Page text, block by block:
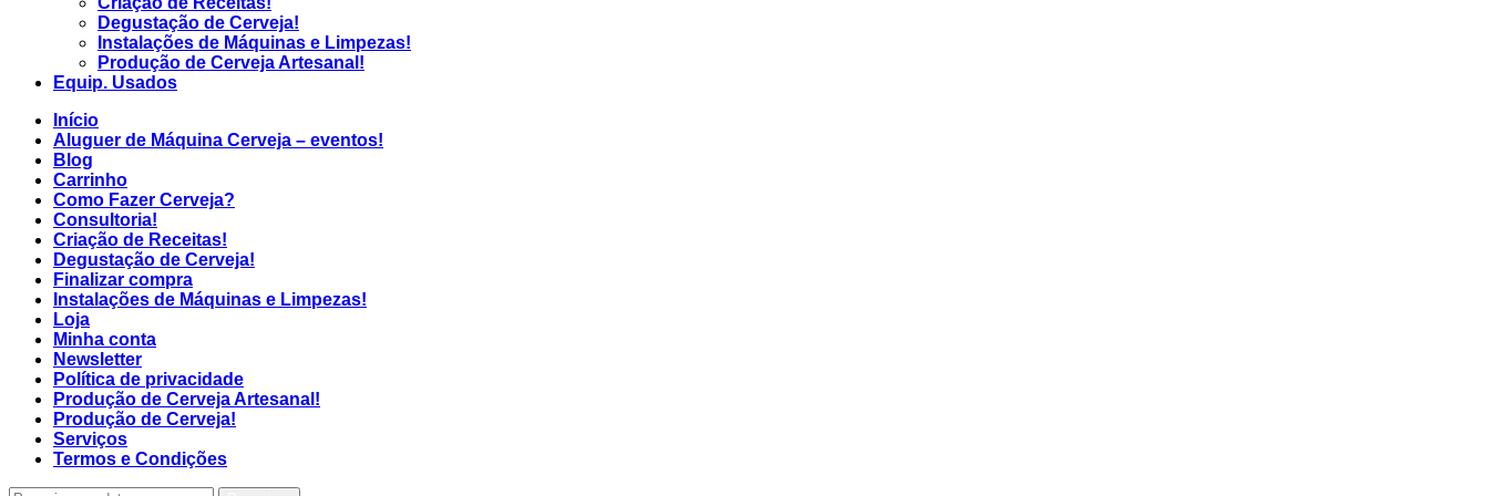
Degustação de Cerveja!
Instalações de Máquinas e Limpezas!
Produção de Cerveja Artesanal!
Equip. Usados
Início
Aluguer de Máquina Cerveja – eventos!
Blog
Carrinho
Como Fazer Cerveja?
Consultoria!
Criação de Receitas!
Degustação de Cerveja!
Finalizar compra
Instalações de Máquinas e Limpezas!
Loja
Minha conta
Newsletter
Política de privacidade
Produção de Cerveja Artesanal!
Produção de Cerveja!
Serviços
Termos e Condições